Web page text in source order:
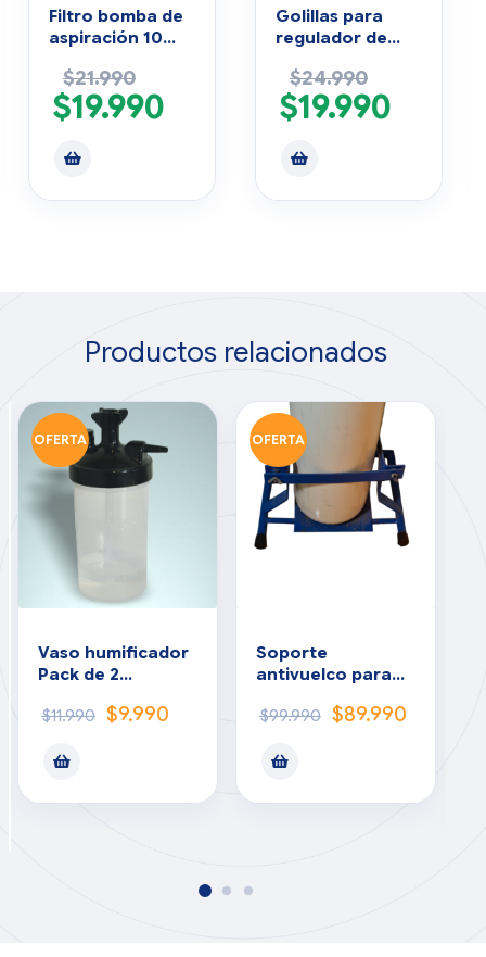
Filtro bomba de
aspiración 10
$21.990
$19.990
Golillas para
regulador de
metal pack 10
unidades
$24.990
$19.990
Productos relacionados
OFERTA
Vaso humificador
Pack de 2
$11.990 $9.990
OFERTA
Soporte
antivuelco para
Usada
$99.990 $89.990